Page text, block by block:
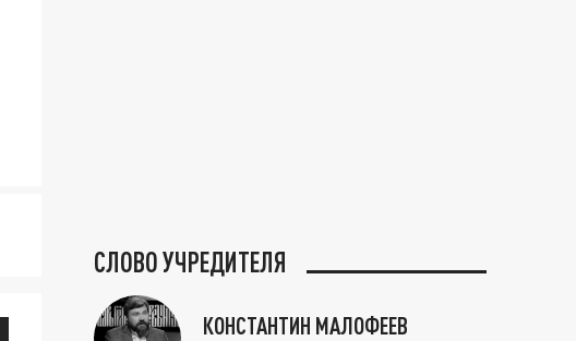
СЛОВО УЧРЕДИТЕЛЯ
КОНСТАНТИН МАЛОФЕЕВ